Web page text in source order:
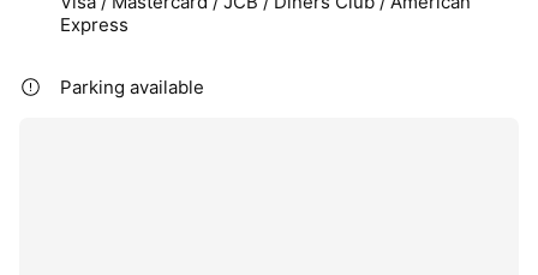
Express
Parking available